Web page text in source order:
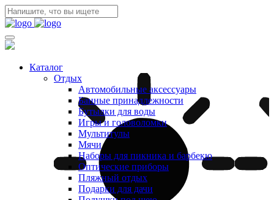
Каталог
Отдых
Автомобильные аксессуары
Банные принадлежности
Бутылки для воды
Игры и головоломки
Мультитулы
Мячи
Наборы для пикника и барбекю
Оптические приборы
Пляжный отдых
Подарки для дачи